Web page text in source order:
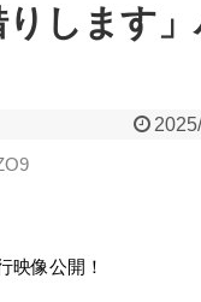
します」
映像公開！